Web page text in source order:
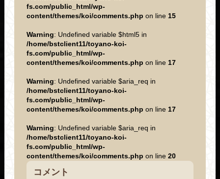
fs.com/public_html/wp-
content/themes/koi/comments.php on line 15
Warning: Undefined variable $html5 in
/home/bstclient11/toyano-koi-
fs.com/public_html/wp-
content/themes/koi/comments.php on line 17
Warning: Undefined variable $aria_req in
/home/bstclient11/toyano-koi-
fs.com/public_html/wp-
content/themes/koi/comments.php on line 17
Warning: Undefined variable $aria_req in
/home/bstclient11/toyano-koi-
fs.com/public_html/wp-
content/themes/koi/comments.php on line 20
コメント